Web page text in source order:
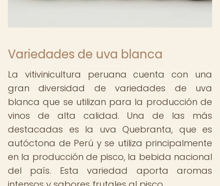
Variedades de uva blanca
La vitivinicultura peruana cuenta con una
gran diversidad de variedades de uva
blanca que se utilizan para la producción de
vinos de alta calidad. Una de las más
destacadas es la uva Quebranta, que es
autóctona de Perú y se utiliza principalmente
en la producción de pisco, la bebida nacional
del país. Esta variedad aporta aromas